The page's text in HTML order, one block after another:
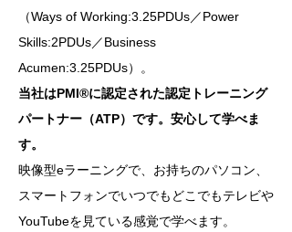
（Ways of Working:3.25PDUs／Power
Skills:2PDUs／Business
Acumen:3.25PDUs）。
当社はPMI®に認定された認定トレーニング
パートナー（ATP）です。安心して学べま
す。
映像型eラーニングで、お持ちのパソコン、
スマートフォンでいつでもどこでもテレビや
YouTubeを見ている感覚で学べます。